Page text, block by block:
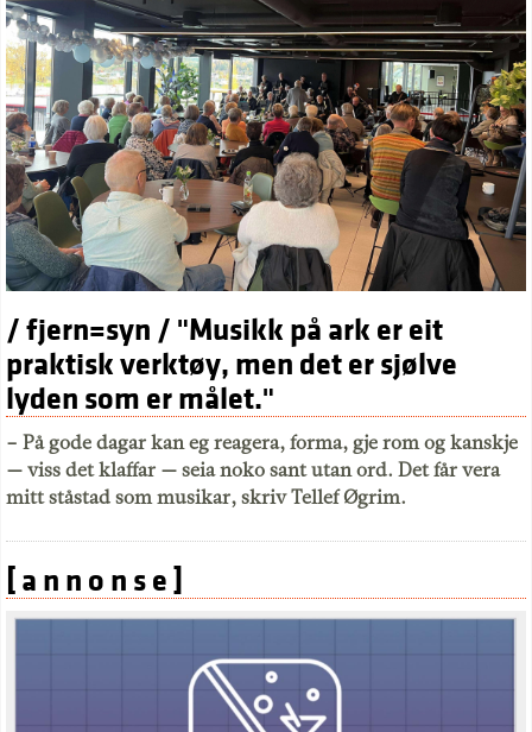
/ fjern=syn / "Musikk på ark er eit
praktisk verktøy, men det er sjølve
lyden som er målet."
– På gode dagar kan eg reagera, forma, gje rom og kanskje
— viss det klaffar — seia noko sant utan ord. Det får vera
mitt ståstad som musikar, skriv Tellef Øgrim.
[ a n n o n s e ]